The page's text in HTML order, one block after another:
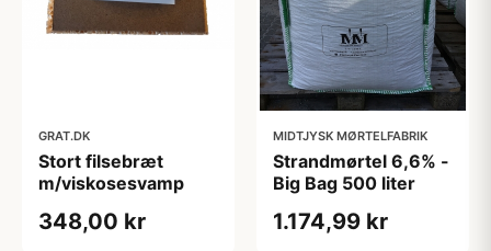
GRAT.DK
Stort filsebræt
m/viskosesvamp
348,00 kr
MIDTJYSK MØRTELFABRIK
Strandmørtel 6,6% -
Big Bag 500 liter
1.174,99 kr